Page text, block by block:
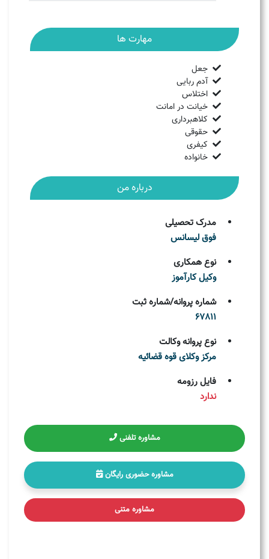
مهارت ها
جعل
آدم ربایی
اختلاس
خیانت در امانت
کلاهبرداری
حقوقی
کیفری
خانواده
درباره من
مدرک تحصیلی
فوق لیسانس
نوع همکاری
وکیل کارآموز
شماره پروانه/شماره ثبت
67811
نوع پروانه وکالت
مركز وکلای قوه قضائيه
فایل رزومه
ندارد
مشاوره تلفنی
مشاوره حضوری رایگان
مشاوره متنی